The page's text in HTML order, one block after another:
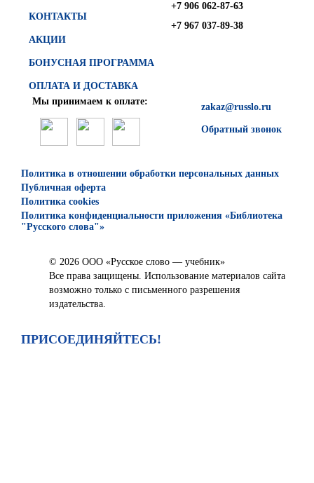
КОНТАКТЫ
АКЦИИ
БОНУСНАЯ ПРОГРАММА
ОПЛАТА И ДОСТАВКА
+7 906 062-87-63
+7 967 037-89-38
zakaz@russlo.ru
Обратный звонок
Мы принимаем к оплате:
Политика в отношении обработки персональных данных
Публичная оферта
Политика cookies
Политика конфиденциальности приложения «Библиотека
"Русского слова"»
© 2026 ООО «Русское слово — учебник»
Все права защищены. Использование материалов сайта
возможно только с письменного разрешения
издательства.
ПРИСОЕДИНЯЙТЕСЬ!